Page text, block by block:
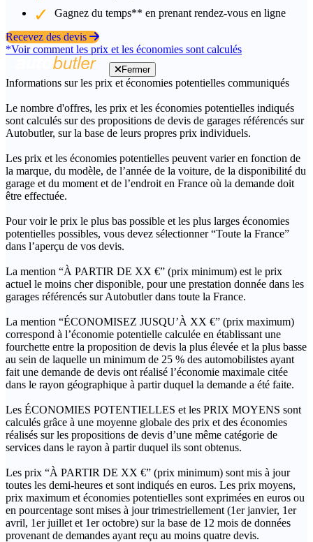
Gagnez du temps** en prenant rendez-vous en ligne
Recevez des devis
*Voir comment les prix et les économies sont calculés
Fermer
Informations sur les prix et économies potentielles communiqués
Le nombre d'offres, les prix et les économies potentielles indiqués
sont calculés sur des propositions de devis de garages référencés sur
Autobutler, sur la base de leurs propres prix individuels.
Les prix et les économies potentielles peuvent varier en fonction de
la marque, du modèle, de l’année de la voiture, de la disponibilité du
garage et du moment et de l’endroit en France où la demande doit
être effectuée.
Pour voir le prix le plus bas possible et les plus larges économies
potentielles possibles, vous devez sélectionner “Toute la France”
dans l’aperçu de vos devis.
La mention “À PARTIR DE XX €” (prix minimum) est le prix
actuel le moins cher disponible, pour une prestation donnée dans les
garages référencés sur Autobutler dans toute la France.
La mention “ÉCONOMISEZ JUSQU’À XX €” (prix maximum)
correspond à l’économie potentielle calculée en établissant une
fourchette entre la proposition de devis la plus élevée et la plus basse
au sein de laquelle un minimum de 25 % des automobilistes ayant
fait une demande de devis ont réalisé l’économie maximale citée
dans le rayon géographique à partir duquel la demande a été faite.
Les ÉCONOMIES POTENTIELLES et les PRIX MOYENS sont
calculés grâce à une moyenne globale des prix et des économies
réalisés sur les propositions de devis d’une même catégorie de
services dans le rayon à partir duquel ils sont obtenus.
Les prix “À PARTIR DE XX €” (prix minimum) sont mis à jour
toutes les demi-heures et sont indiqués en euros. Les prix moyens,
prix maximum et économies potentielles sont exprimées en euros ou
en pourcentage sont mises à jour trimestriellement (1er janvier, 1er
avril, 1er juillet et 1er octobre) sur la base de 12 mois de données
provenant de demandes ayant reçu au moins quatre devis.